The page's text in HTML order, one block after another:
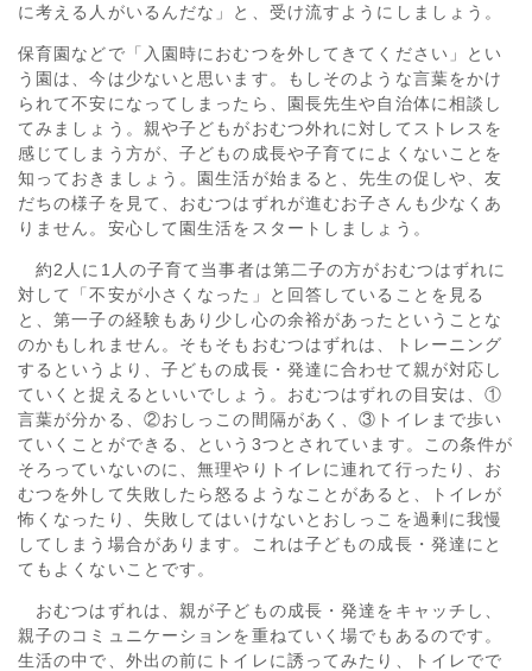
に考える人がいるんだな」と、受け流すようにしましょう。
保育園などで「入園時におむつを外してきてください」とい
う園は、今は少ないと思います。もしそのような言葉をかけ
られて不安になってしまったら、園長先生や自治体に相談し
てみましょう。親や子どもがおむつ外れに対してストレスを
感じてしまう方が、子どもの成長や子育てによくないことを
知っておきましょう。園生活が始まると、先生の促しや、友
だちの様子を見て、おむつはずれが進むお子さんも少なくあ
りません。安心して園生活をスタートしましょう。
約2人に1人の子育て当事者は第二子の方がおむつはずれに
対して「不安が小さくなった」と回答していることを見る
と、第一子の経験もあり少し心の余裕があったということな
のかもしれません。そもそもおむつはずれは、トレーニング
するというより、子どもの成長・発達に合わせて親が対応し
ていくと捉えるといいでしょう。おむつはずれの目安は、①
言葉が分かる、②おしっこの間隔があく、③トイレまで歩い
ていくことができる、という3つとされています。この条件が
そろっていないのに、無理やりトイレに連れて行ったり、お
むつを外して失敗したら怒るようなことがあると、トイレが
怖くなったり、失敗してはいけないとおしっこを過剰に我慢
してしまう場合があります。これは子どもの成長・発達にと
てもよくないことです。
おむつはずれは、親が子どもの成長・発達をキャッチし、
親子のコミュニケーションを重ねていく場でもあるのです。
生活の中で、外出の前にトイレに誘ってみたり、トイレでで